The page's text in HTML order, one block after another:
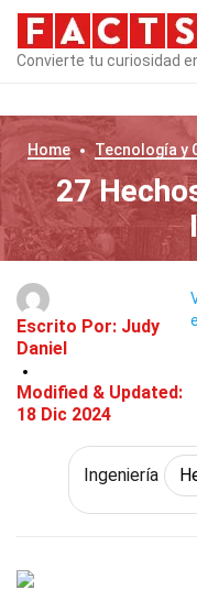
Convierte tu curiosidad
Home Tecnología y
27
Escrito Por: Judy
Daniel
Modified & Updated:
18 Dic 2024
Ingeniería